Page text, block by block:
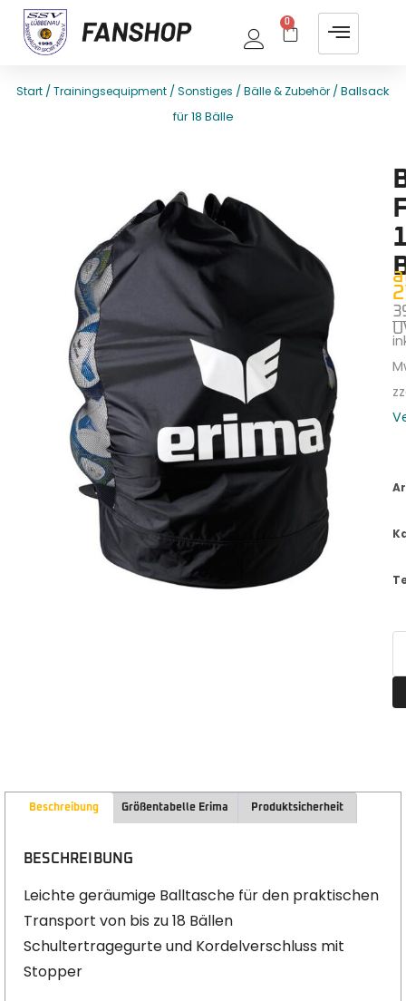
0
Start /Trainingsequipment /Sonstiges /Bälle & Zubehör/ Ballsack
für 18 Bälle
Beschreibung Größentabelle Erima Produktsicherheit
BESCHREIBUNG
Leichte geräumige Balltasche für den praktischen
Transport von bis zu 18 Bällen
Schultertragegurte und Kordelverschluss mit
Stopper